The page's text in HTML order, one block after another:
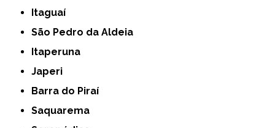
Itaguaí
São Pedro da Aldeia
Itaperuna
Japeri
Barra do Piraí
Saquarema